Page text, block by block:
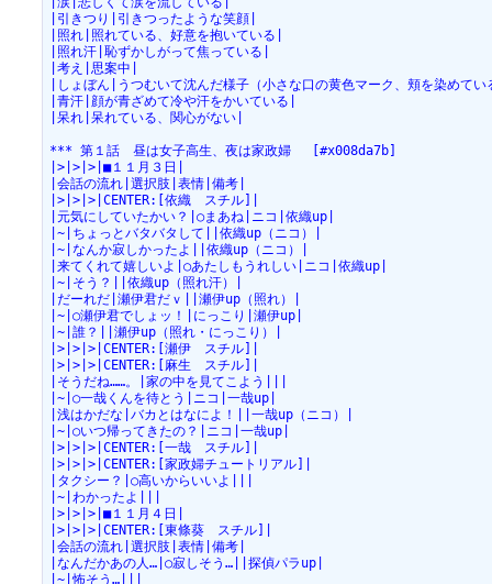
|引きつり|引きつったような笑顔|
|照れ|照れている、好意を抱いている|
|照れ汗|恥ずかしがって焦っている|
|考え|思案中|
|しょぼん|うつむいて沈んだ様子（小さな口の黄色マーク、頬を染めて
|青汗|顔が青ざめて冷や汗をかいている|
|呆れ|呆れている、関心がない|
*** 第１話　昼は女子高生、夜は家政婦　 [#x008da7b]
|>|>|>|■１１月３日|
|会話の流れ|選択肢|表情|備考|
|>|>|>|CENTER:[依織　スチル]|
|元気にしていたかい？|○まあね|ニコ|依織up|
|~|ちょっとバタバタして||依織up（ニコ）|
|~|なんか寂しかったよ||依織up（ニコ）|
|来てくれて嬉しいよ|○あたしもうれしい|ニコ|依織up|
|~|そう？||依織up（照れ汗）|
|だーれだ|瀬伊君だｖ||瀬伊up（照れ）|
|~|○瀬伊君でしょッ！|にっこり|瀬伊up|
|~|誰？||瀬伊up（照れ・にっこり）|
|>|>|>|CENTER:[瀬伊　スチル]|
|>|>|>|CENTER:[麻生　スチル]|
|そうだね……。|家の中を見てこよう|||
|~|○一哉くんを待とう|ニコ|一哉up|
|浅はかだな|バカとはなによ！||一哉up（ニコ）|
|~|○いつ帰ってきたの？|ニコ|一哉up|
|>|>|>|CENTER:[一哉　スチル]|
|>|>|>|CENTER:[家政婦チュートリアル]|
|タクシー？|○高いからいいよ|||
|~|わかったよ|||
|>|>|>|■１１月４日|
|>|>|>|CENTER:[東條葵　スチル]|
|会話の流れ|選択肢|表情|備考|
|なんだかあの人…|○寂しそう…||探偵パラup|
|~|怖そう…|||